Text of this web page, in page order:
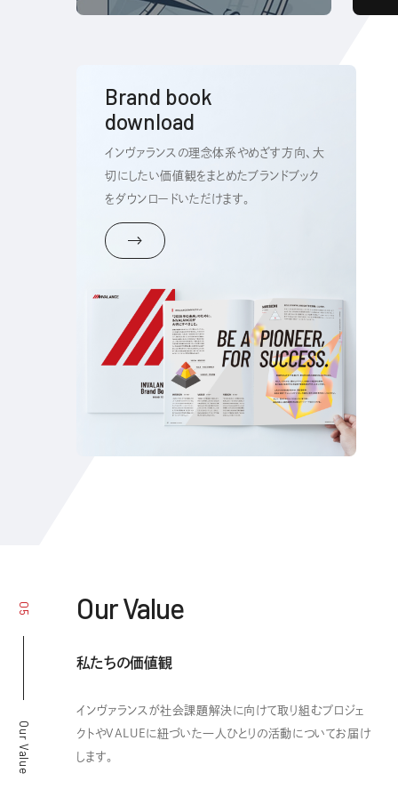
Brand book
download
インヴァランスの理念体系やめざす方向、大
切にしたい価値観をまとめたブランドブック
をダウンロードいただけます。
05
Our Value
Our Value
私たちの価値観
インヴァランスが社会課題解決に向けて取り組むプロジェ
クトやVALUEに紐づいた一人ひとりの活動についてお届け
します。